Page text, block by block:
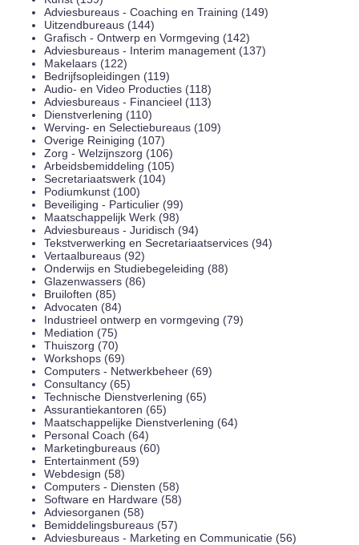
Adviesbureaus - Coaching en Training (149)
Uitzendbureaus (144)
Grafisch - Ontwerp en Vormgeving (142)
Adviesbureaus - Interim management (137)
Makelaars (122)
Bedrijfsopleidingen (119)
Audio- en Video Producties (118)
Adviesbureaus - Financieel (113)
Dienstverlening (110)
Werving- en Selectiebureaus (109)
Overige Reiniging (107)
Zorg - Welzijnszorg (106)
Arbeidsbemiddeling (105)
Secretariaatswerk (104)
Podiumkunst (100)
Beveiliging - Particulier (99)
Maatschappelijk Werk (98)
Adviesbureaus - Juridisch (94)
Tekstverwerking en Secretariaatservices (94)
Vertaalbureaus (92)
Onderwijs en Studiebegeleiding (88)
Glazenwassers (86)
Bruiloften (85)
Advocaten (84)
Industrieel ontwerp en vormgeving (79)
Mediation (75)
Thuiszorg (70)
Workshops (69)
Computers - Netwerkbeheer (69)
Consultancy (65)
Technische Dienstverlening (65)
Assurantiekantoren (65)
Maatschappelijke Dienstverlening (64)
Personal Coach (64)
Marketingbureaus (60)
Entertainment (59)
Webdesign (58)
Computers - Diensten (58)
Software en Hardware (58)
Adviesorganen (58)
Bemiddelingsbureaus (57)
Adviesbureaus - Marketing en Communicatie (56)